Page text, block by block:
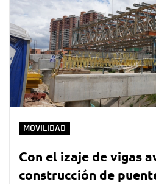
MOVILIDAD
Con el izaje de vigas
construcción de